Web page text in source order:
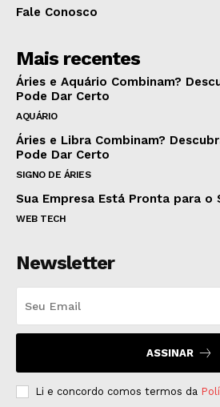
Fale Conosco
Mais recentes
Áries e Aquário Combinam?
Pode Dar Certo
AQUÁRIO
Áries e Libra Combinam?
Pode Dar Certo
SIGNO DE ÁRIES
Sua Empresa Está Pronta para o
WEB TECH
Newsletter
ASSINAR
Li e concordo comos termos da